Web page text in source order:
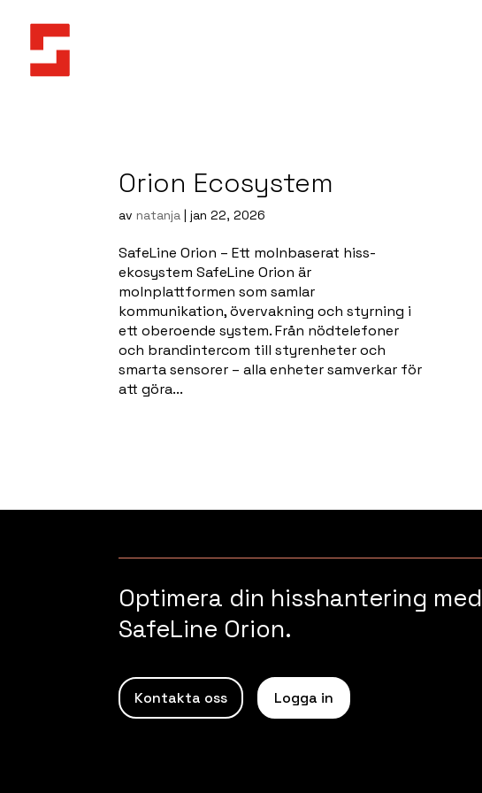
Orion Ecosystem
av natanja |jan 22, 2026
SafeLine Orion – Ett molnbaserat hiss-
ekosystem SafeLine Orion är
molnplattformen som samlar
kommunikation, övervakning och styrning i
ett oberoende system. Från nödtelefoner
och brandintercom till styrenheter och
smarta sensorer – alla enheter samverkar för
att göra...
Optimera din hisshantering med
SafeLine Orion.
Kontakta oss Logga in